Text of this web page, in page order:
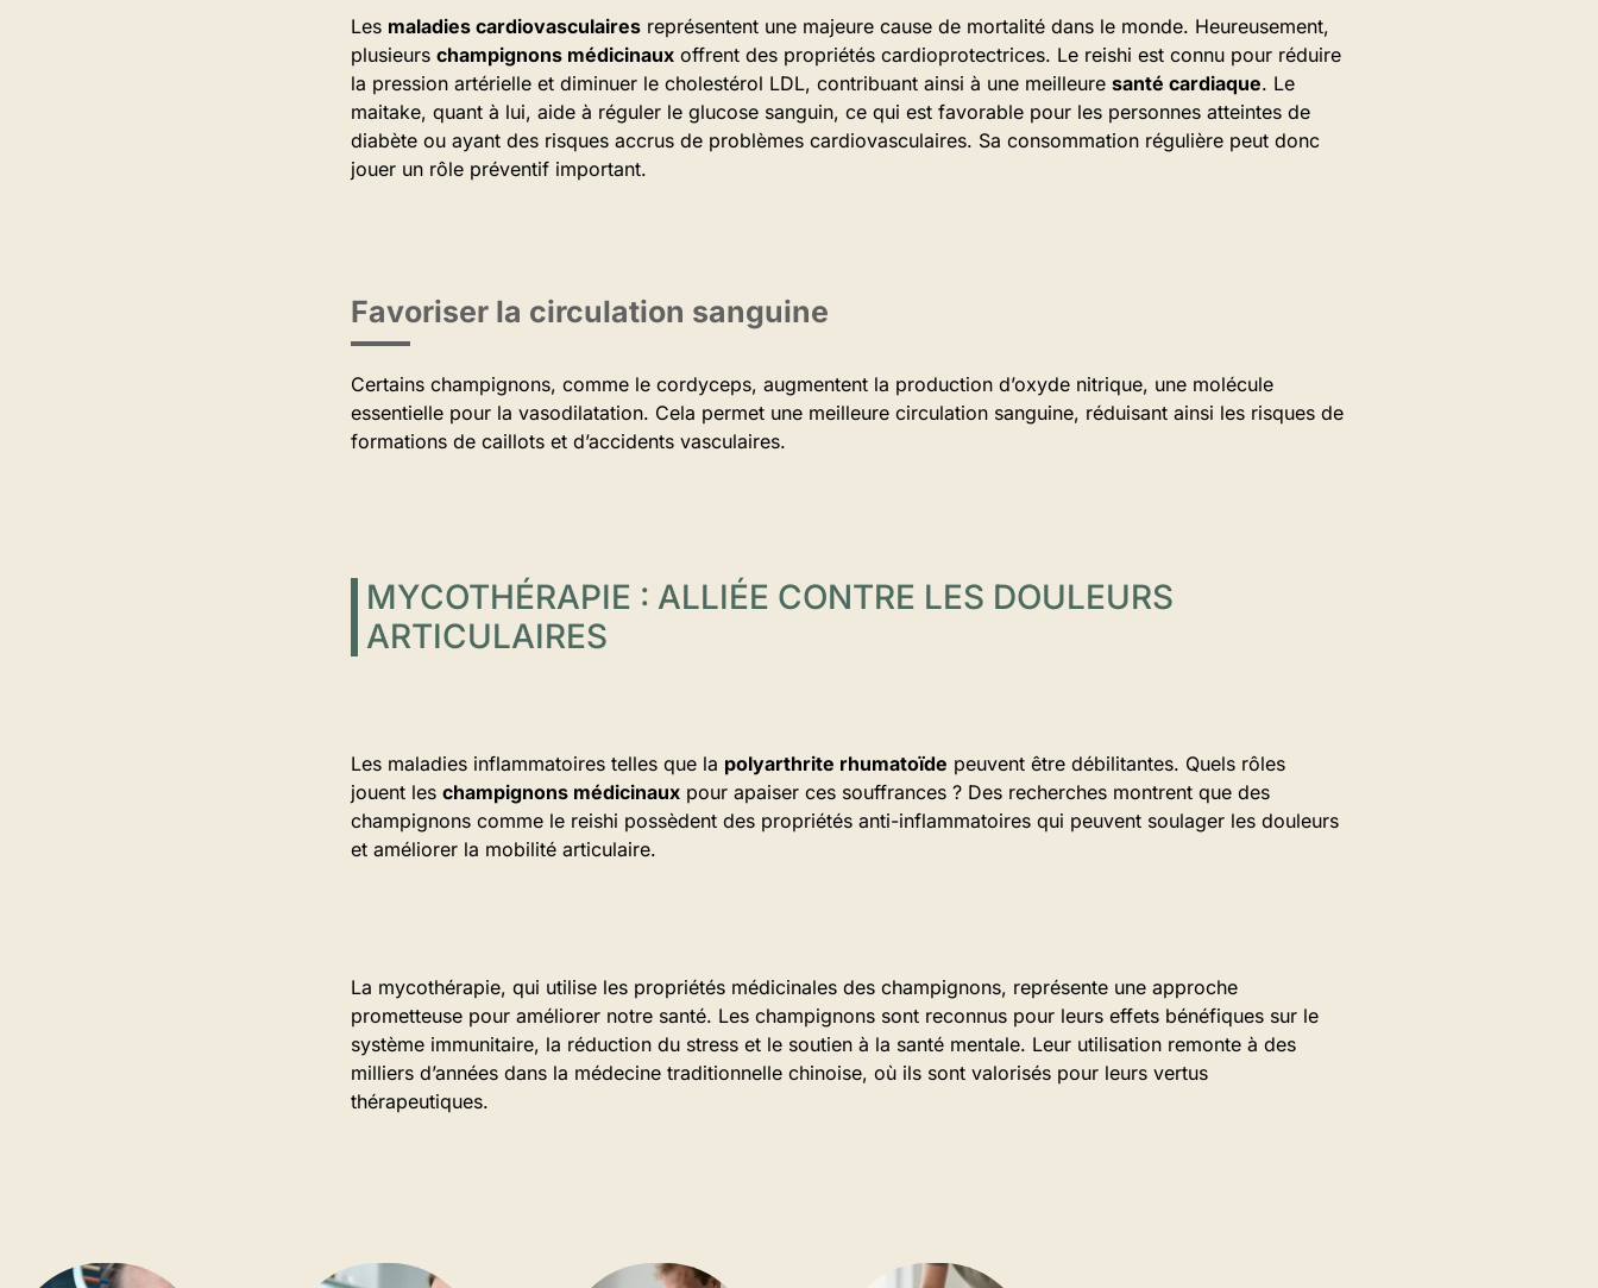
Les maladies cardiovasculaires représentent une majeure cause de mortalité dans le monde. Heureusement,
plusieurs champignons médicinaux offrent des propriétés cardioprotectrices. Le reishi est connu pour réduire
la pression artérielle et diminuer le cholestérol LDL, contribuant ainsi à une meilleure santé cardiaque. Le
maitake, quant à lui, aide à réguler le glucose sanguin, ce qui est favorable pour les personnes atteintes de
diabète ou ayant des risques accrus de problèmes cardiovasculaires. Sa consommation régulière peut donc
jouer un rôle préventif important.
Favoriser la circulation sanguine
Certains champignons, comme le cordyceps, augmentent la production d’oxyde nitrique, une molécule
essentielle pour la vasodilatation. Cela permet une meilleure circulation sanguine, réduisant ainsi les risques de
formations de caillots et d’accidents vasculaires.
MYCOTHÉRAPIE : ALLIÉE CONTRE LES DOULEURS
ARTICULAIRES
Les maladies inflammatoires telles que la polyarthrite rhumatoïde peuvent être débilitantes. Quels rôles
jouent les champignons médicinaux pour apaiser ces souffrances ? Des recherches montrent que des
champignons comme le reishi possèdent des propriétés anti-inflammatoires qui peuvent soulager les douleurs
et améliorer la mobilité articulaire.
La mycothérapie, qui utilise les propriétés médicinales des champignons, représente une approche
prometteuse pour améliorer notre santé. Les champignons sont reconnus pour leurs effets bénéfiques sur le
système immunitaire, la réduction du stress et le soutien à la santé mentale. Leur utilisation remonte à des
milliers d’années dans la médecine traditionnelle chinoise, où ils sont valorisés pour leurs vertus
thérapeutiques.